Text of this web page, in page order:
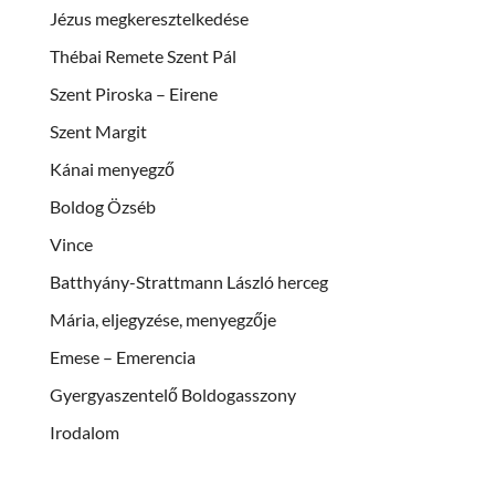
Jézus megkeresztelkedése
Thébai Remete Szent Pál
Szent Piroska – Eirene
Szent Margit
Kánai menyegző
Boldog Özséb
Vince
Batthyány-Strattmann László herceg
Mária, eljegyzése, menyegzője
Emese – Emerencia
Gyergyaszentelő Boldogasszony
Irodalom